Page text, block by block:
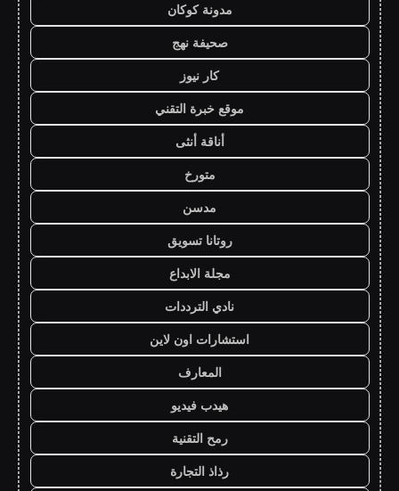
مدونة كوكان
صحيفة نهج
كار نيوز
موقع خبرة التقني
أناقة أنثى
متورخ
مدسن
روتانا تسويق
مجلة الابداع
نادي الترددات
استشارات اون لاين
المعارف
هيدب فيديو
رمح التقنية
رذاذ التجارة